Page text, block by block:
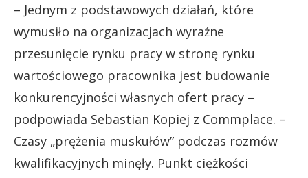
– Jednym z podstawowych działań, które
wymusiło na organizacjach wyraźne
przesunięcie rynku pracy w stronę rynku
wartościowego pracownika jest budowanie
konkurencyjności własnych ofert pracy –
podpowiada Sebastian Kopiej z Commplace. –
Czasy „prężenia muskułów” podczas rozmów
kwalifikacyjnych minęły. Punkt ciężkości